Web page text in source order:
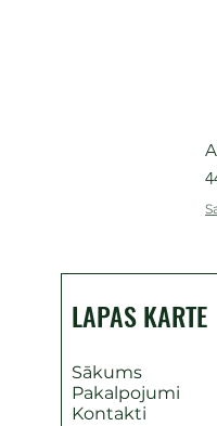
LAPAS KARTE
Sākums
Pakalpojumi
Kontakti